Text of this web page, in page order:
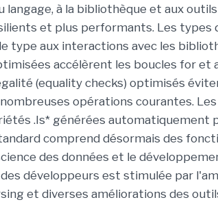
langage, à la bibliothèque et aux
et plus performants. Les types
type aux interactions avec les
accélèrent les boucles for et
(equality checks) optimisés
opérations courantes. Les
.Is* générées automatiquement
comprend désormais des
des données et le
développeurs est stimulée par
et diverses améliorations des